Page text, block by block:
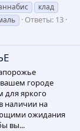
клад
Ответы: 13
вашем городе
для яркого
наличии на
ожидания
вы...